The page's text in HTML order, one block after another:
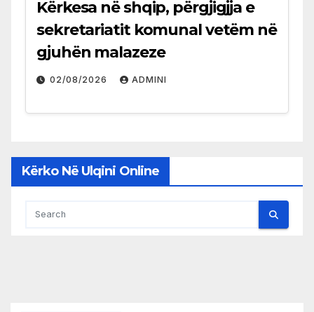
Kërkesa në shqip, përgjigjja e
sekretariatit komunal vetëm në
gjuhën malazeze
02/08/2026 ADMINI
Kërko Në Ulqini Online